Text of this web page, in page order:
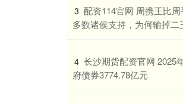
3 配资114官网 周携王比
多数诸侯支持，为何输掉二
4 长沙期货配资官网 2025
府债券3774.78亿元